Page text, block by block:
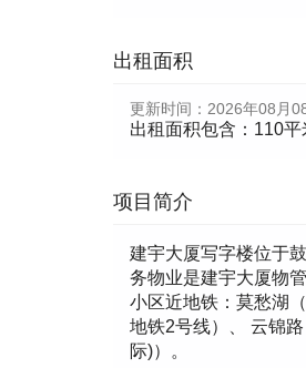
出租面积
更新时间： 2026年08月
出租面积包含：110
项目简介
建宇大厦写字楼位于
务物业是建宇大厦物
小区近地铁：莫愁湖
地铁2号线）、 云锦
际)）。